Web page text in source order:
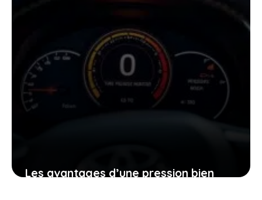
Les avantages d’une pression bien